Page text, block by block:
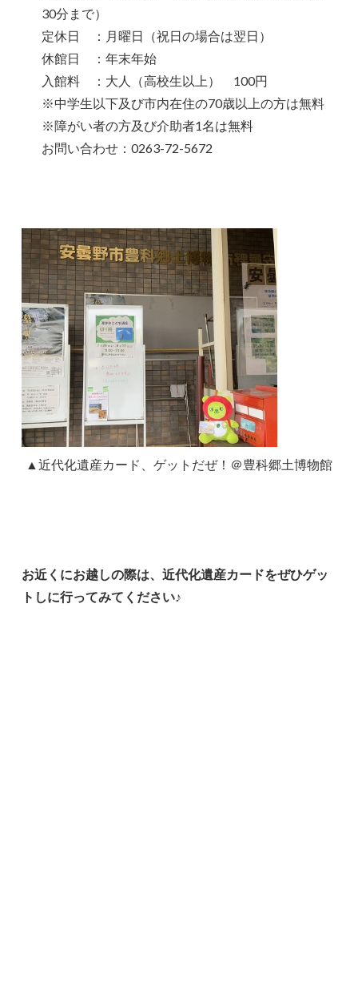
30分まで）
定休日 ：月曜日（祝日の場合は翌日）
休館日 ：年末年始
入館料 ：大人（高校生以上） 100円
※中学生以下及び市内在住の70歳以上の方は無料
※障がい者の方及び介助者1名は無料
お問い合わせ：0263-72-5672
▲近代化遺産カード、ゲットだぜ！＠豊科郷土博物館
お近くにお越しの際は、近代化遺産カードをぜひゲッ
トしに行ってみてください♪